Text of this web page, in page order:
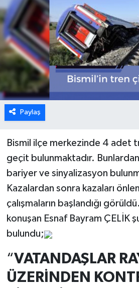
Paylaş
Bismil ilçe merkezinde 4 adet
geçit bulunmaktadır. Bunlardan
bariyer ve sinyalizasyon
Kazalardan sonra kazaları
çalışmaların başlandığı
konuşan Esnaf Bayram ÇELİK
bulundu;
“VATANDAŞLAR
ÜZERİNDEN